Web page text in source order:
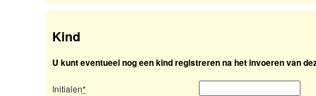
Kind
U kunt eventueel nog een kind registreren na het invoeren van
Initialen*